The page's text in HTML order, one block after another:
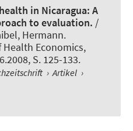
in Nicaragua: A
to evaluation. /
Hermann.
Economics,
S. 125-133.
› Artikel ›